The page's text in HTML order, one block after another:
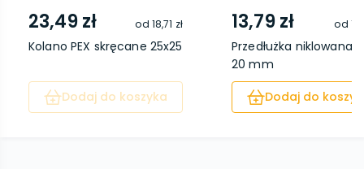
23,49 zł od 18,71 zł
Kolano PEX skręcane 25x25
Dodaj do koszyka
13,79 zł od
Przedłużka niklowana
20 mm
Dodaj do